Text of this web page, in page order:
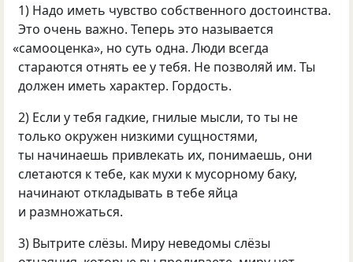
1) Надо иметь чувство собственного достоинства.
Это очень важно. Теперь это называется
«самооценка», но суть одна. Люди всегда
стараются отнять ее у тебя. Не позволяй им. Ты
должен иметь характер. Гордость.
2) Если у тебя гадкие, гнилые мысли, то ты не
только окружен низкими сущностями,
ты начинаешь привлекать их, понимаешь, они
слетаются к тебе, как мухи к мусорному баку,
начинают откладывать в тебе яйца
и размножаться.
3) Вытрите слёзы. Миру неведомы слёзы